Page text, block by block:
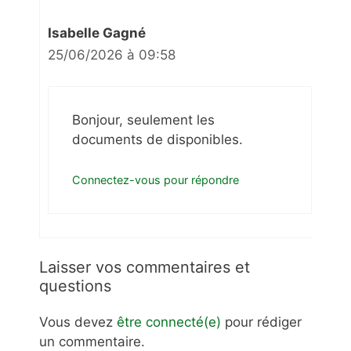
Isabelle Gagné
25/06/2026 à 09:58
Bonjour, seulement les
documents de disponibles.
Connectez-vous pour répondre
Laisser vos commentaires et
questions
Vous devez être connecté(e) pour rédiger
un commentaire.